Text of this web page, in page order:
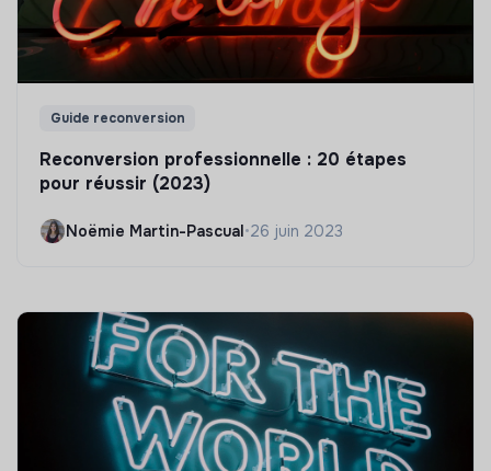
Guide reconversion
Reconversion professionnelle : 20 étapes
pour réussir (2023)
Noëmie Martin-Pascual•26 juin 2023